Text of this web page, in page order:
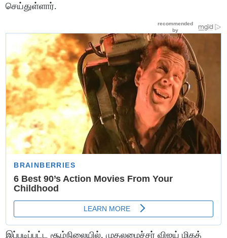
செய்துள்ளார்.
இப்படிப்பட்ட சூழ்நிலையில், முதலமைச்சர் விஜய் மிகத்